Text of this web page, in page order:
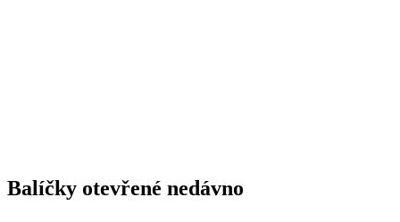
Balíčky otevřené nedávno